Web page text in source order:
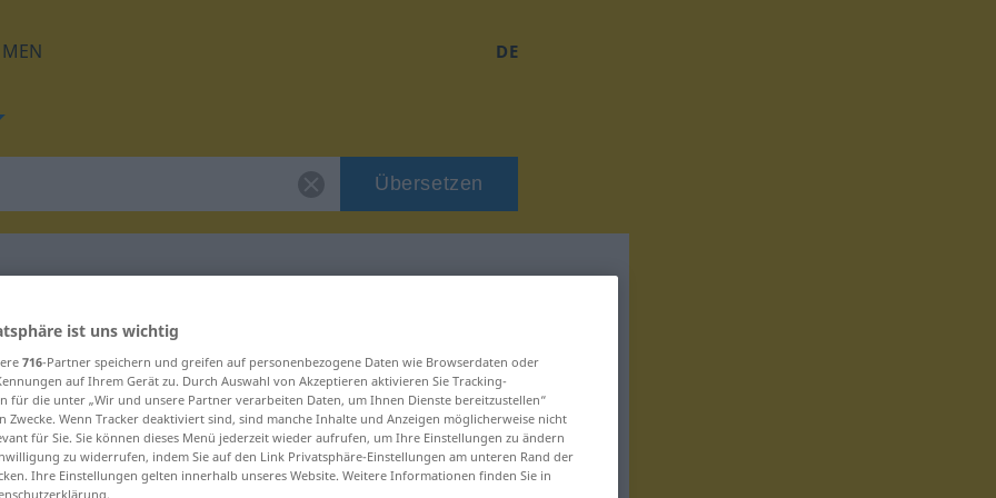
DE
Übersetzen
"uranyum"
ist uns wichtig
716-Partner speichern und greifen auf personenbezogene Daten wie Browserdaten oder
auf Ihrem Gerät zu. Durch Auswahl von Akzeptieren aktivieren Sie Tracking-
für die unter „Wir und unsere Partner verarbeiten Daten, um Ihnen Dienste bereitzustellen“
Zwecke. Wenn Tracker deaktiviert sind, sind manche Inhalte und Anzeigen möglicherweise nicht
für Sie. Sie können dieses Menü jederzeit wieder aufrufen, um Ihre Einstellungen zu ändern
zu widerrufen, indem Sie auf den Link Privatsphäre-Einstellungen am unteren Rand der
Ihre Einstellungen gelten innerhalb unseres Website. Weitere Informationen finden Sie in